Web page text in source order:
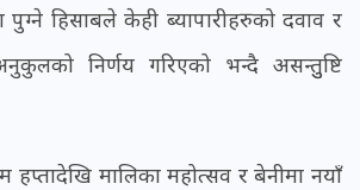
हिसाबले केही ब्यापारीहरुको दवाव र
निर्णय गरिएको भन्दै असन्तुुष्टि
हप्तादेखि मालिका महोत्सव र बेनीमा नयाँ